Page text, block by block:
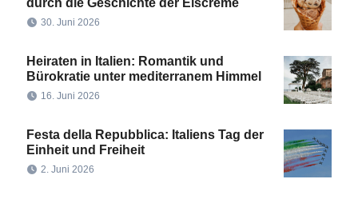
durch die Geschichte der Eiscreme
30. Juni 2026
Heiraten in Italien: Romantik und
Bürokratie unter mediterranem Himmel
16. Juni 2026
Festa della Repubblica: Italiens Tag der
Einheit und Freiheit
2. Juni 2026